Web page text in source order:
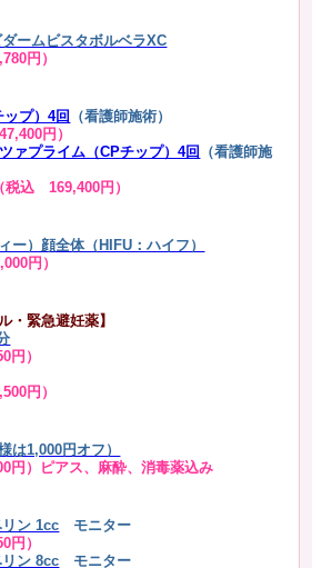
ームビスタボルベラXC
円）
プ）4回
（看護師施術）
円）
ァプライム（CPチップ）4回
（看護師施
税込 169,400円）
ー）顔全体（HIFU：ハイフ）
円）
・緊急避妊薬】
円）
円）
は1,000円オフ）
円）ピアス、麻酔、消毒薬込み
ン 1cc モニター
円）
ン 8cc モニター